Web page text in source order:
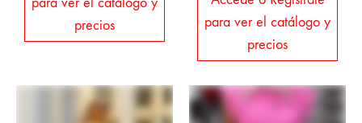
precios
para ver el catálogo y
precios